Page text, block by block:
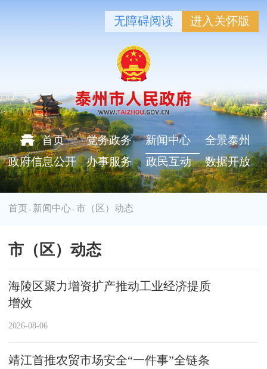
无障碍阅读 进入关怀版
首页 党务政务 新闻中心
全景泰州
政府信息公开
办事服务 政民互动 数据开放
首页 > 新闻中心 > 市（区）动态
市（区）动态
海陵区聚力增资扩产推动工业经济提质
增效
2026-08-06
靖江首推农贸市场安全“一件事”全链条